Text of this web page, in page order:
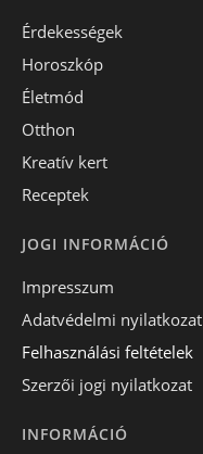
Érdekességek
Horoszkóp
Életmód
Otthon
Kreatív kert
Receptek
JOGI INFORMÁCIÓ
Impresszum
Adatvédelmi nyilatkozat
Felhasználási feltételek
Szerzői jogi nyilatkozat
INFORMÁCIÓ